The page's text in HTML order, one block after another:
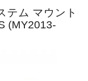
テム マウント
(MY2013-